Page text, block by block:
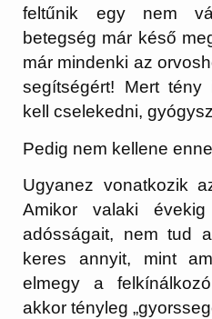
feltűnik egy nem
betegség már késő
már mindenki az
segítségért! Mert tény
kell cselekedni,
Pedig nem kellene
Ugyanez vonatkozik
Amikor valaki
adósságait, nem tud
keres annyit, mint
elmegy a
akkor tényleg